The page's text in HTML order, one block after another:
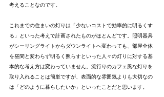
考えることなのです。
これまでの住まいの灯りは「少ないコストで効率的に明るくす
る」といった考えで計画されたものがほとんどです。照明器具
がシーリングライトからダウンライトへ変わっても、部屋全体
を昼間と変わらず明るく照らすといった人々の灯りに対する基
本的な考え方は変わっていません。流行りのカフェ風な灯りを
取り入れることは簡単ですが、表面的な雰囲気よりも大切なの
は「どのように暮らしたいか」といったことだと思います。